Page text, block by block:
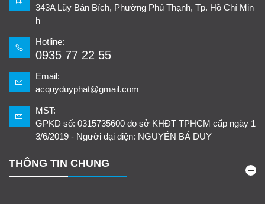
343A Lũy Bán Bích, Phường Phú Thạnh, Tp. Hồ Chí Min
h
Hotline:
0935 77 22 55
Email:
acquyduyphat@gmail.com
MST:
GPKD số: 0315735600 do sở KHĐT TPHCM cấp ngày 1
3/6/2019 - Người đại diện: NGUYỄN BÁ DUY
THÔNG TIN CHUNG